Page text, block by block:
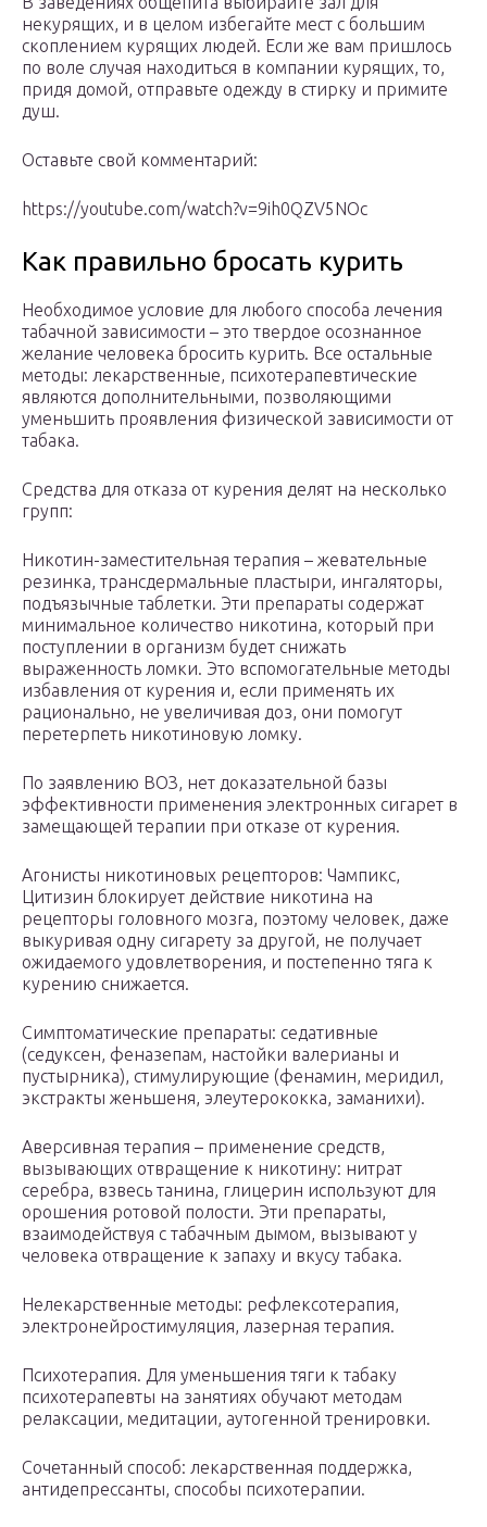
некурящих, и в целом избегайте мест с большим
скоплением курящих людей. Если же вам пришлось
по воле случая находиться в компании курящих, то,
придя домой, отправьте одежду в стирку и примите
душ.
Оставьте свой комментарий:
https://youtube.com/watch?v=9ih0QZV5NOc
Как правильно бросать курить
Необходимое условие для любого способа лечения
табачной зависимости – это твердое осознанное
желание человека бросить курить. Все остальные
методы: лекарственные, психотерапевтические
являются дополнительными, позволяющими
уменьшить проявления физической зависимости от
табака.
Средства для отказа от курения делят на несколько
групп:
Никотин-заместительная терапия – жевательные
резинка, трансдермальные пластыри, ингаляторы,
подъязычные таблетки. Эти препараты содержат
минимальное количество никотина, который при
поступлении в организм будет снижать
выраженность ломки. Это вспомогательные методы
избавления от курения и, если применять их
рационально, не увеличивая доз, они помогут
перетерпеть никотиновую ломку.
По заявлению ВОЗ, нет доказательной базы
эффективности применения электронных сигарет в
замещающей терапии при отказе от курения.
Агонисты никотиновых рецепторов: Чампикс,
Цитизин блокирует действие никотина на
рецепторы головного мозга, поэтому человек, даже
выкуривая одну сигарету за другой, не получает
ожидаемого удовлетворения, и постепенно тяга к
курению снижается.
Симптоматические препараты: седативные
(седуксен, феназепам, настойки валерианы и
пустырника), стимулирующие (фенамин, меридил,
экстракты женьшеня, элеутерококка, заманихи).
Аверсивная терапия – применение средств,
вызывающих отвращение к никотину: нитрат
серебра, взвесь танина, глицерин используют для
орошения ротовой полости. Эти препараты,
взаимодействуя с табачным дымом, вызывают у
человека отвращение к запаху и вкусу табака.
Нелекарственные методы: рефлексотерапия,
электронейростимуляция, лазерная терапия.
Психотерапия. Для уменьшения тяги к табаку
психотерапевты на занятиях обучают методам
релаксации, медитации, аутогенной тренировки.
Сочетанный способ: лекарственная поддержка,
антидепрессанты, способы психотерапии.